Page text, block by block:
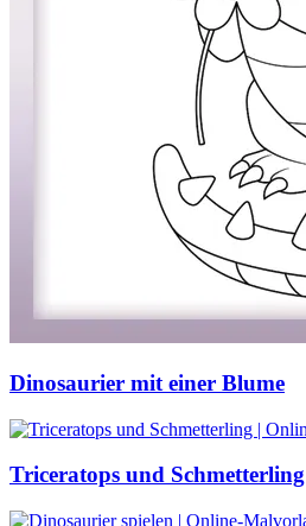
Dinosaurier mit einer Blume
Triceratops und Schmetterling